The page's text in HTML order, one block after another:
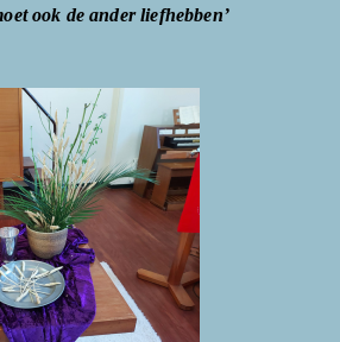
ook de ander liefhebben’